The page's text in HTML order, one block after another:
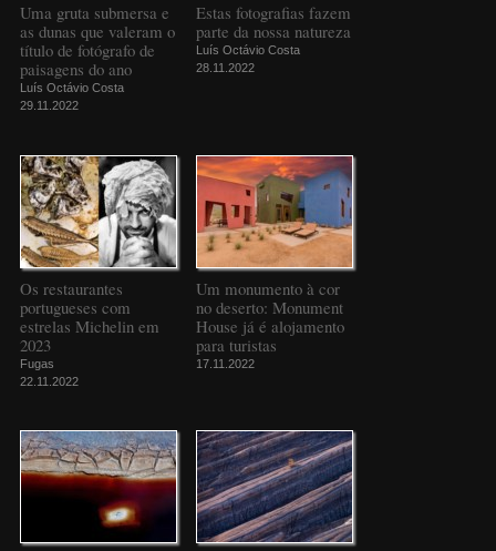
Uma gruta submersa e
as dunas que valeram o
título de fotógrafo de
paisagens do ano
Luís Octávio Costa
29.11.2022
Estas fotografias fazem
parte da nossa natureza
Luís Octávio Costa
28.11.2022
Os restaurantes
portugueses com
estrelas Michelin em
2023
Fugas
22.11.2022
Um monumento à cor
no deserto: Monument
House já é alojamento
para turistas
17.11.2022